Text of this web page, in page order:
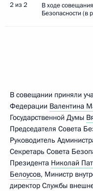
2 из 2
В ходе
Безопасности (в
В совещании приняли
Федерации Валентина
Государственной Думы
Председателя Совета
Руководитель
Секретарь Совета
Президента Николай
Белоусов, Министр
директор Службы